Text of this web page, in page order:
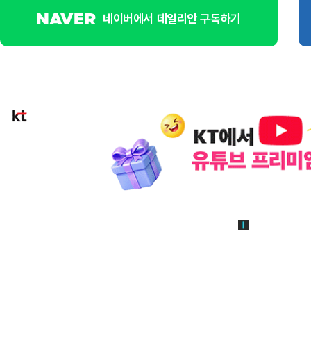
네이버에서 데일리안 구독하기